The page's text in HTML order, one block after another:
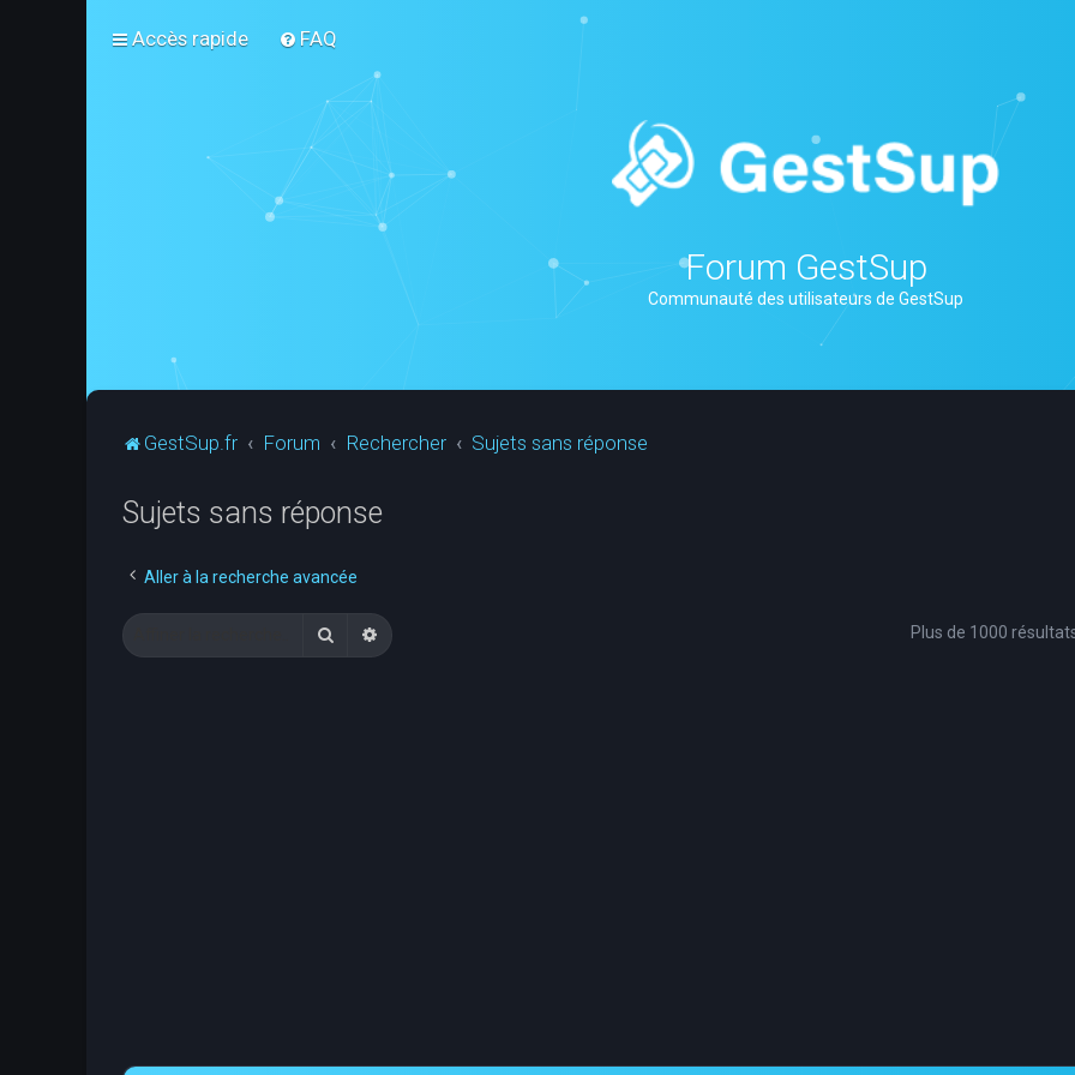
Accès rapide FAQ
Forum GestSup
Communauté des utilisateurs de GestSup
GestSup.fr Forum Rechercher Sujets sans réponse
Sujets sans réponse
Aller à la recherche avancée
RechercherRecherche avancée Plus de 1000